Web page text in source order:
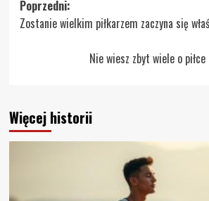
Zobacz
wpisy
Poprzedni:
Zostanie wielkim piłkarzem zaczyna się
Nie wiesz zbyt wiele o
Więcej historii